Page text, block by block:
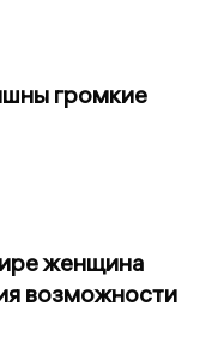
громкие
женщина
возможности